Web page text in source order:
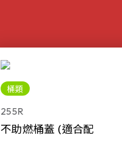
桶類
255R
不助燃桶蓋 (適合配